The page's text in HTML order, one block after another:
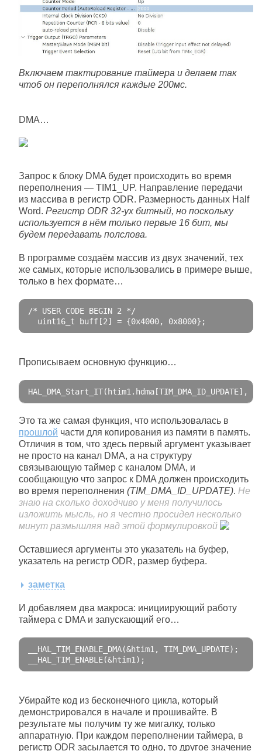
Включаем тактирование таймера и делаем так
чтоб он переполнялся каждые 200мс.
DMA…
Запрос к блоку DMA будет происходить во время
переполнения — TIM1_UP. Направление передачи
из массива в регистр ODR. Размерность данных Half
Word. Регистр ODR 32-ух битный, но поскольку
используется в нём только первые 16 бит, мы
будем передавать полслова.
В программе создаём массив из двух значений, тех
же самых, которые использовались в примере выше,
только в hex формате…
/* USER CODE BEGIN 2 */
uint16_t buff [2] = {0x4000, 0x8000};
Прописываем основную функцию…
HAL_DMA_Start_IT( htim1 . hdma [TIM_DMA_ID_UPDATE],
Это та же самая функция, что использовалась в
прошлой части для копирования из памяти в память.
Отличия в том, что здесь первый аргумент указывает
не просто на канал DMA, а на структуру
связывающую таймер с каналом DMA, и
сообщающую что запрос к DMA должен происходить
во время переполнения (TIM_DMA_ID_UPDATE). Не
знаю на сколько доходчиво у меня получилось
изложить мысль, но я честно просидел несколько
минут размышляя над этой формулировкой
Оставшиеся аргументы это указатель на буфер,
указатель на регистр ODR, размер буфера.
заметка
И добавляем два макроса: инициирующий работу
таймера с DMA и запускающий его…
__HAL_TIM_ENABLE_DMA(&htim1 , TIM_DMA_UPDATE);
__HAL_TIM_ENABLE(&htim1 );
Убирайте код из бесконечного цикла, который
демонстрировался в начале и прошивайте. В
результате мы получим ту же мигалку, только
аппаратную. При каждом переполнении таймера, в
регистр ODR засылается то одно, то другое значение